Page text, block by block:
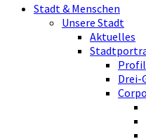
Stadt & Menschen
Unsere Stadt
Aktuelles
Drei-